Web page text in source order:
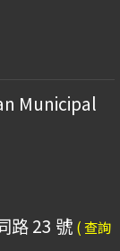
Municipal
路 23 號 ( 查詢